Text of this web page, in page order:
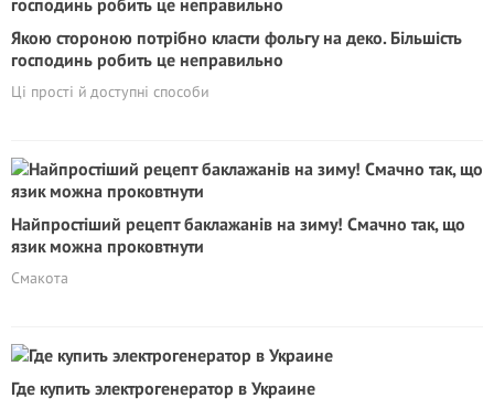
Якою стороною потрібно класти фольгу на деко. Більшість
господинь робить це неправильно
Ці прості й доступні способи
Найпростіший рецепт баклажанів на зиму! Смачно так, що
язик можна проковтнути
Смакота
Где купить электрогенератор в Украине